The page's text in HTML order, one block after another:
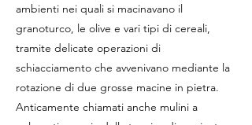
ambienti nei quali si macinavano il
granoturco, le olive e vari tipi di cereali,
tramite delicate operazioni di
schiacciamento che avvenivano mediante la
rotazione di due grosse macine in pietra.
Anticamente chiamati anche mulini a